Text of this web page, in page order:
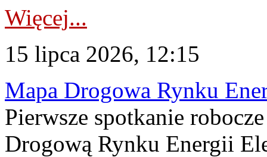
Więcej...
15 lipca 2026, 12:15
Mapa Drogowa Rynku
Pierwsze spotkanie
Drogową Rynku Energii